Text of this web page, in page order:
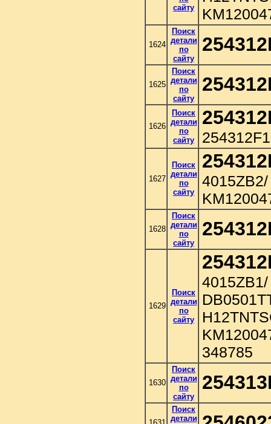
сайту
1624
Поиск
детали
по
сайту
1625
Поиск
детали
по
сайту
1626
Поиск
детали
по
сайту
1627
Поиск
детали
по
сайту
1628
Поиск
детали
по
сайту
1629
Поиск
детали
по
сайту
348785
1630
Поиск
детали
по
сайту
Поиск
детали